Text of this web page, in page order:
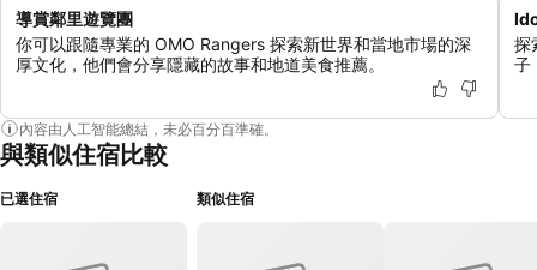
導賞鄰里遊覽團
你可以跟隨專業的 OMO Rangers 探索新世界和當地市場的深
厚文化，他們會分享隱藏的故事和地道美食推薦。
探
子
內容由人工智能總結，未必百分百準確。
與類似住宿比較
已選住宿 類似住宿